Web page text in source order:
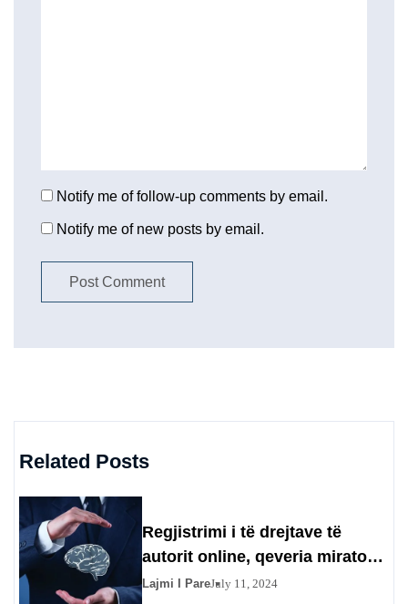
Notify me of follow-up comments by email.
Notify me of new posts by email.
Related Posts
Regjistrimi i të drejtave të
autorit online, qeveria miraton
procedurën që duhet të ndiqet
Lajmi I PareJuly 11, 2024